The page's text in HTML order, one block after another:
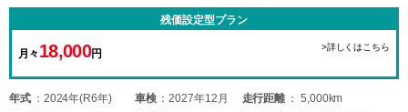
残価設定型プラン
月々 18,000円
>詳しくはこちら
年式 2024年(R6年) 車検 2027年12月 走行距離
5,000km